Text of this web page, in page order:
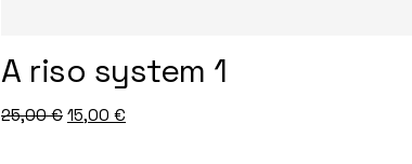
A riso system 1
25,00€ 15,00 €